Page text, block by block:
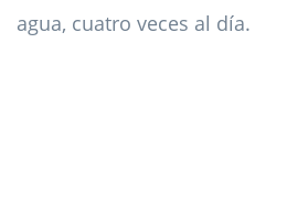
agua, cuatro veces al día.